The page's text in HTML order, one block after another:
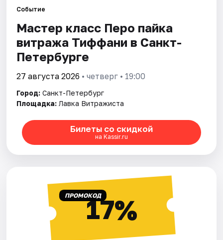
Города
Площадки
Артисты
Рейтинги
Событие
Мастер класс Перо пайка
витража Тиффани в Санкт-
Петербурге
27 августа 2026 • четверг • 19:00
Город: Санкт-Петербург
Площадка: Лавка Витражиста
Билеты со скидкой
на Kassir.ru
ПРОМОКОД17%